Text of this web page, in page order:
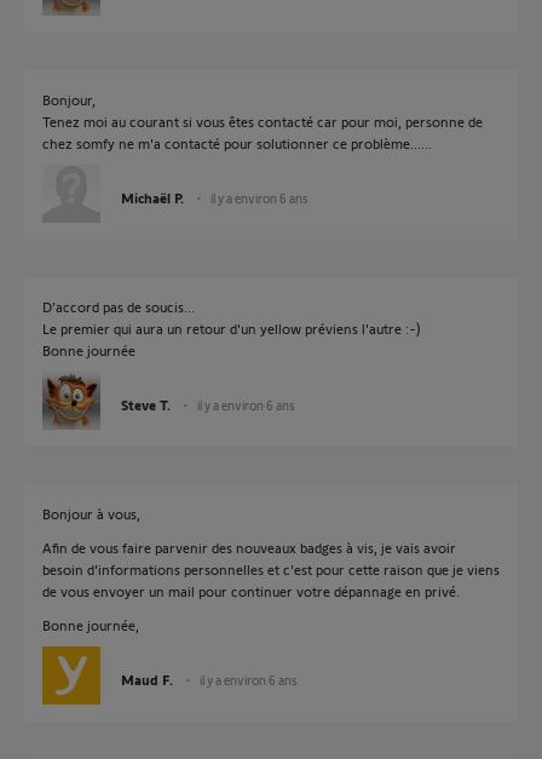
Bonjour,
Tenez moi au courant si vous êtes contacté car pour moi, personne de
chez somfy ne m'a contacté pour solutionner ce problème......
Michaël P. il y a environ 6 ans
D'accord pas de soucis...
Le premier qui aura un retour d'un yellow préviens l'autre :-)
Bonne journée
Steve T. il y a environ 6 ans
Bonjour à vous,
Afin de vous faire parvenir des nouveaux badges à vis, je vais avoir
besoin d'informations personnelles et c'est pour cette raison que je viens
de vous envoyer un mail pour continuer votre dépannage en privé.
Bonne journée,
Maud F. il y a environ 6 ans